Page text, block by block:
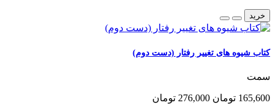
خرید
کتاب شیوه های تغییر رفتار (دست دوم)
سمت
165,600 تومان 276,000 تومان